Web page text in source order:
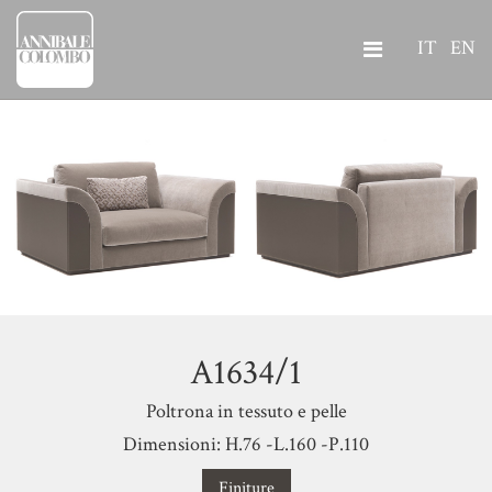
IT EN
A1634/1
Poltrona in tessuto e pelle
Dimensioni: H.76 -L.160 -P.110